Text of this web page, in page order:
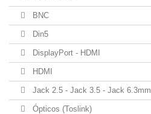
BNC
Din5
DisplayPort - HDMI
HDMI
Jack 2.5 - Jack 3.5 - Jack 6.3mm
Ópticos (Toslink)